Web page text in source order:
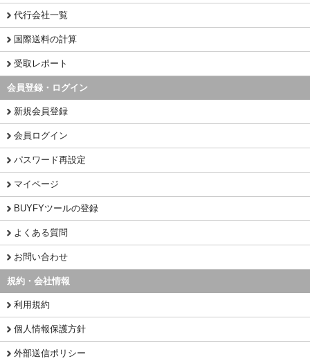
代行会社一覧
国際送料の計算
受取レポート
会員登録・ログイン
新規会員登録
会員ログイン
パスワード再設定
マイページ
BUYFYツールの登録
よくある質問
お問い合わせ
規約・会社情報
利用規約
個人情報保護方針
外部送信ポリシー